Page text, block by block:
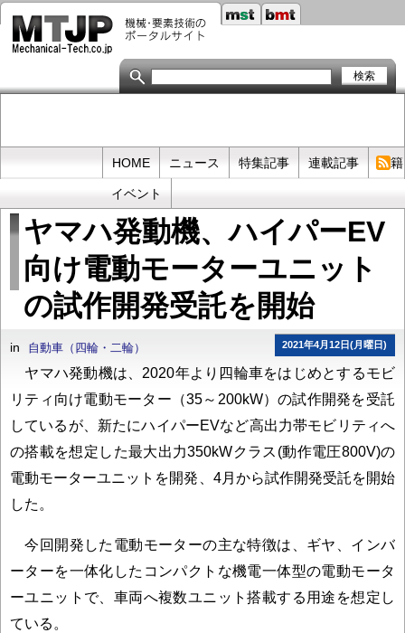
メ
イ
テ
HOME ニュース 特集記事 連載記事 書
イベント
ヤマハ発動機、ハイパーEV
向け電動モーターユニット
の試作開発受託を開始
2021年4月12日(月曜日)
in 自動車（四輪・二輪）
ヤマハ発動機は、2020年より四輪車をはじめとするモビ
リティ向け電動モーター（35～200kW）の試作開発を受託
しているが、新たにハイパーEVなど高出力帯モビリティへ
の搭載を想定した最大出力350kWクラス(動作電圧800V)の
電動モーターユニットを開発、4月から試作開発受託を開始
した。
今回開発した電動モーターの主な特徴は、ギヤ、インバ
ーターを一体化したコンパクトな機電一体型の電動モータ
ーユニットで、車両へ複数ユニット搭載する用途を想定し
ている。